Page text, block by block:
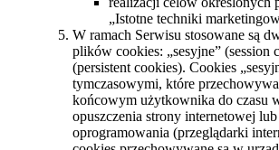
„Istotne techniki
W ramach Serwisu stosowane są
plików cookies: „sesyjne” (session
(persistent cookies). Cookies
tymczasowymi, które
końcowym użytkownika do czasu
opuszczenia strony internetowej lub
oprogramowania (przeglądarki